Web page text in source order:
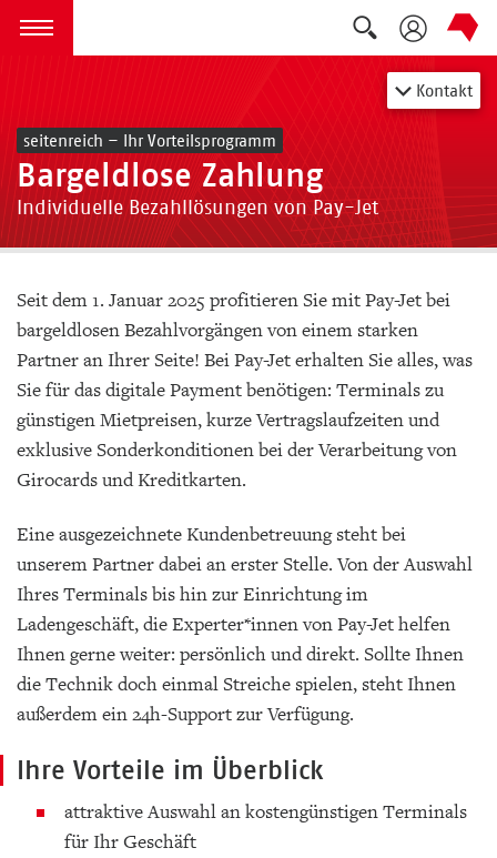
zum Inhalt springen
Menü öffnen
Suche
Kontakt
seitenreich – Ihr Vorteilsprogramm
Bargeldlose Zahlung
Individuelle Bezahllösungen von Pay-Jet
Seit dem 1. Januar 2025 profitieren Sie mit Pay-Jet bei
bargeldlosen Bezahlvorgängen von einem starken
Partner an Ihrer Seite! Bei Pay-Jet erhalten Sie alles, was
Sie für das digitale Payment benötigen: Terminals zu
günstigen Mietpreisen, kurze Vertragslaufzeiten und
exklusive Sonderkonditionen bei der Verarbeitung von
Girocards und Kreditkarten.
Eine ausgezeichnete Kundenbetreuung steht bei
unserem Partner dabei an erster Stelle. Von der Auswahl
Ihres Terminals bis hin zur Einrichtung im
Ladengeschäft, die Experter*innen von Pay-Jet helfen
Ihnen gerne weiter: persönlich und direkt. Sollte Ihnen
die Technik doch einmal Streiche spielen, steht Ihnen
außerdem ein 24h-Support zur Verfügung.
Ihre Vorteile im Überblick
attraktive Auswahl an kostengünstigen Terminals
für Ihr Geschäft